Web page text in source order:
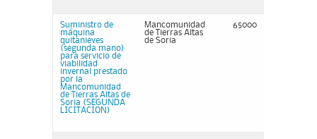
Suministro de
máquina
quitanieves
(segunda mano)
para servicio de
viabilidad
invernal prestado
por la
Mancomunidad
de Tierras Altas de
Soria (SEGUNDA
LICITACION)
Mancomunidad
de Tierras Altas
de Soria
65000